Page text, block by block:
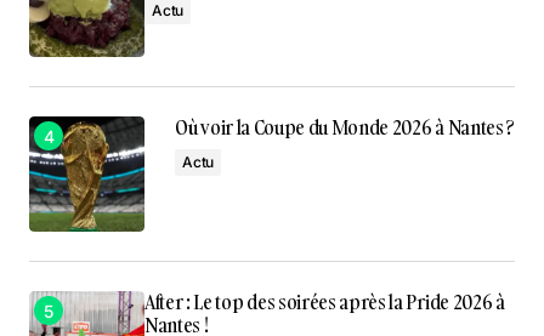
Actu
Où voir la Coupe du Monde 2026 à Nantes ?
Actu
After : Le top des soirées après la Pride 2026 à
Nantes !